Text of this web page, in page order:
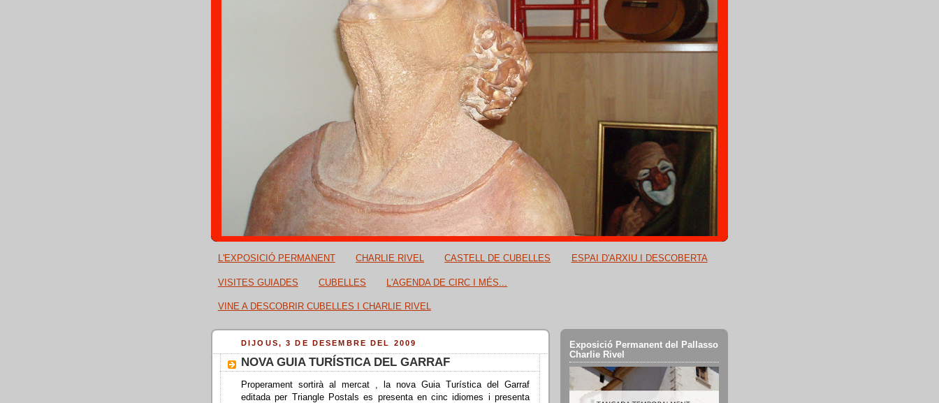
L'EXPOSICIÓ PERMANENT CHARLIE RIVEL CASTELL DE CUBELLES ESPAI D'ARXIU I DESCOBERTA
VISITES GUIADES CUBELLES L'AGENDA DE CIRC I MÉS...
VINE A DESCOBRIR CUBELLES I CHARLIE RIVEL
DIJOUS, 3 DE DESEMBRE DEL 2009
NOVA GUIA TURÍSTICA DEL GARRAF
Properament sortirà al mercat , la nova Guia Turística del Garraf
editada per Triangle Postals es presenta en cinc idiomes i presenta
Exposició Permanent del Pallasso
Charlie Rivel